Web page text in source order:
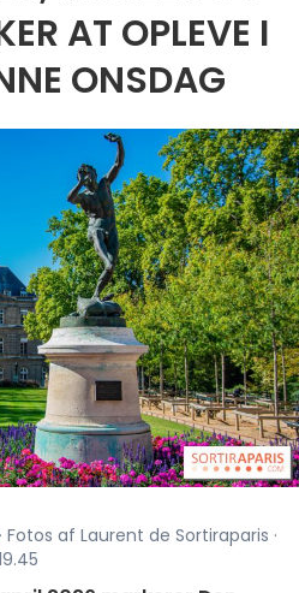
AT OPLEVE I
ONSDAG
· Fotos af Laurent de Sortiraparis ·